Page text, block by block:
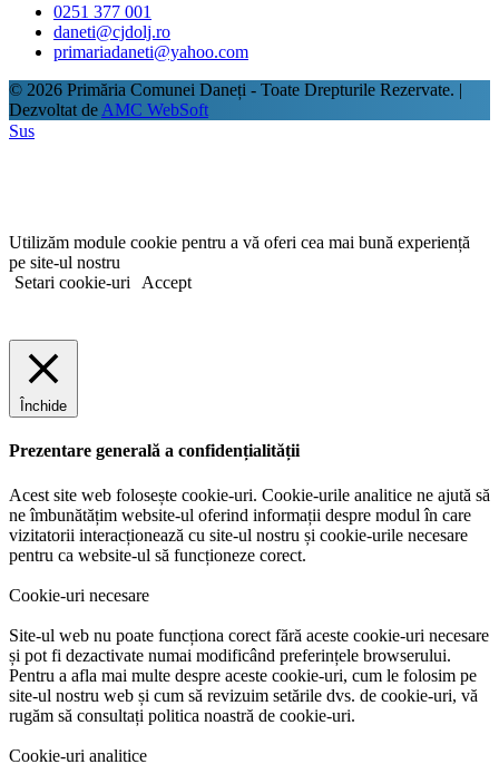
0251 377 001
daneti@cjdolj.ro
primariadaneti@yahoo.com
© 2026 Primăria Comunei Daneți - Toate Drepturile Rezervate. |
Dezvoltat de AMC WebSoft
Sus
Utilizăm module cookie pentru a vă oferi cea mai bună experiență
pe site-ul nostru
Setari cookie-uri
Accept
Închide
Prezentare generală a confidențialității
Acest site web folosește cookie-uri. Cookie-urile analitice ne ajută să
ne îmbunătățim website-ul oferind informații despre modul în care
vizitatorii interacționează cu site-ul nostru și cookie-urile necesare
pentru ca website-ul să funcționeze corect.
Cookie-uri necesare
Site-ul web nu poate funcționa corect fără aceste cookie-uri necesare
și pot fi dezactivate numai modificând preferințele browserului.
Pentru a afla mai multe despre aceste cookie-uri, cum le folosim pe
site-ul nostru web și cum să revizuim setările dvs. de cookie-uri, vă
rugăm să consultați politica noastră de cookie-uri.
Cookie-uri analitice